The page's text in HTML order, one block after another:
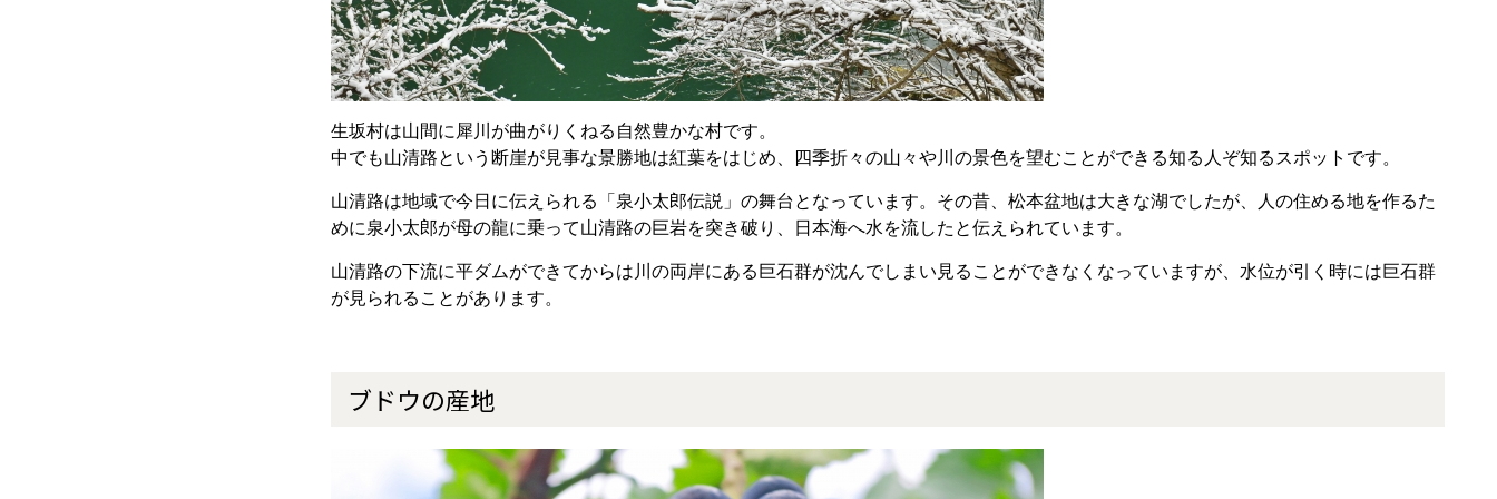
生坂村は山間に犀川が曲がりくねる自然豊かな村です。
中でも山清路という断崖が見事な景勝地は紅葉をはじめ、四季折々の山々や川の景色を望むことができる知る人ぞ知るスポットです。
山清路は地域で今日に伝えられる「泉小太郎伝説」の舞台となっています。その昔、松本盆地は大きな湖でしたが、人の住める地を作るた
めに泉小太郎が母の龍に乗って山清路の巨岩を突き破り、日本海へ水を流したと伝えられています。
山清路の下流に平ダムができてからは川の両岸にある巨石群が沈んでしまい見ることができなくなっていますが、水位が引く時には巨石群
が見られることがあります。
ブドウの産地